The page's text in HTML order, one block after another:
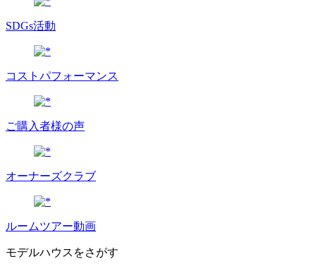
SDGs活動
コストパフォーマンス
ご購入者様の声
オーナーズクラブ
ルームツアー動画
モデルハウスをさがす